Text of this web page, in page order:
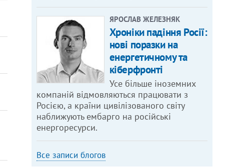
ЯРОСЛАВ ЖЕЛЕЗНЯК
Хроніки падіння Росії:
нові поразки на
енергетичному та
кіберфронті
Усе більше іноземних
компаній відмовляються працювати з
Росією, а країни цивілізованого світу
наближують ембарго на російські
енергоресурси.
Все записи блогов